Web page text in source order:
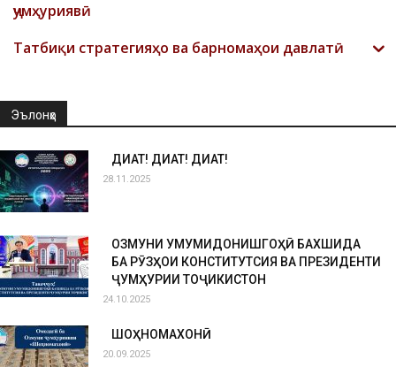
ҷумҳуриявӣ
Татбиқи стратегияҳо ва барномаҳои давлатӣ
Эълонҳо
ДИҚҚАТ! ДИҚҚАТ! ДИҚҚАТ!
28.11.2025
ОЗМУНИ УМУМИДОНИШГОҲӢ БАХШИДА
БА РӮЗҲОИ КОНСТИТУТСИЯ ВА ПРЕЗИДЕНТИ
ҶУМҲУРИИ ТОҶИКИСТОН
24.10.2025
ШОҲНОМАХОНӢ
20.09.2025